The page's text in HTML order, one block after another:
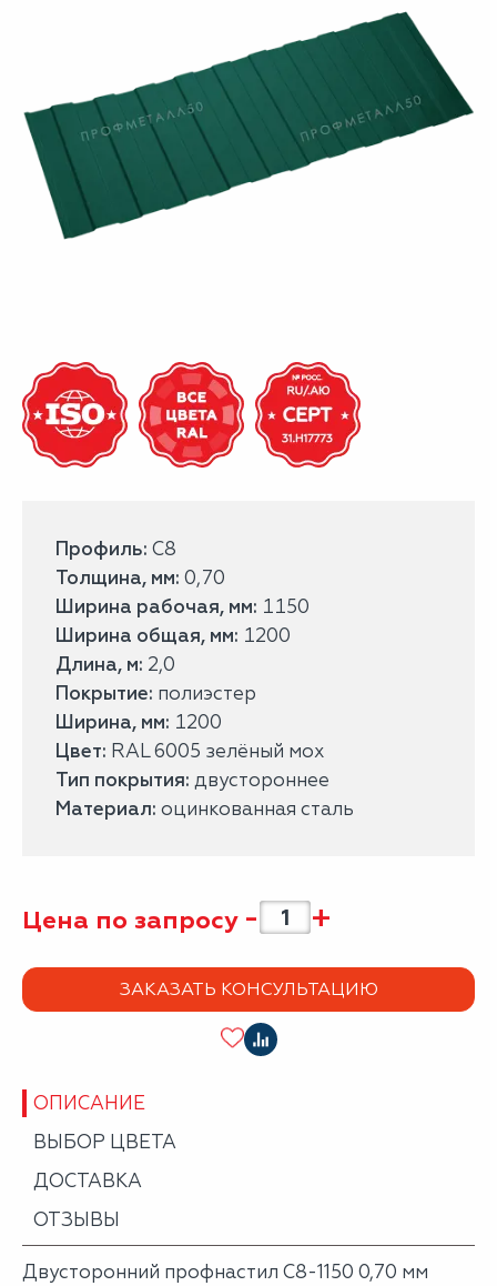
Профиль: С8
Толщина, мм: 0,70
Ширина рабочая, мм: 1150
Ширина общая, мм: 1200
Длина, м: 2,0
Покрытие: полиэстер
Ширина, мм: 1200
Цвет: RAL 6005 зелёный мох
Тип покрытия: двустороннее
Материал: оцинкованная сталь
Цена по запросу - +
ЗАКАЗАТЬ КОНСУЛЬТАЦИЮ
ОПИСАНИЕ
ВЫБОР ЦВЕТА
ДОСТАВКА
ОТЗЫВЫ
Двусторонний профнастил С8-1150 0,70 мм